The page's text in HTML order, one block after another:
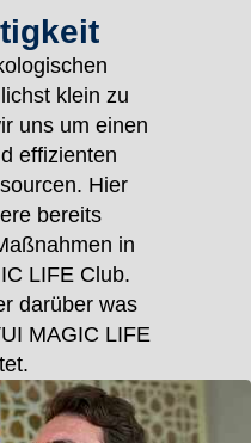
klein zu
uns um einen
effizienten
Hier
bereits
in
LIFE Club.
darüber was
MAGIC LIFE